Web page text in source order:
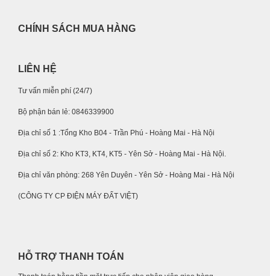
CHÍNH SÁCH MUA HÀNG
LIÊN HỆ
Tư vấn miễn phí (24/7)
Bộ phận bán lẻ: 0846339900
Địa chỉ số 1 :Tổng Kho B04 - Trần Phú - Hoàng Mai - Hà Nội
Địa chỉ số 2: Kho KT3, KT4, KT5 - Yên Sở - Hoàng Mai - Hà Nội.
Địa chỉ văn phòng: 268 Yên Duyên - Yên Sở - Hoàng Mai - Hà Nội
(CÔNG TY CP ĐIỆN MÁY ĐẤT VIỆT)
HỖ TRỢ THANH TOÁN